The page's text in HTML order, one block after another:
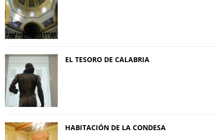
EL TESORO DE CALABRIA
HABITACIÓN DE LA CONDESA